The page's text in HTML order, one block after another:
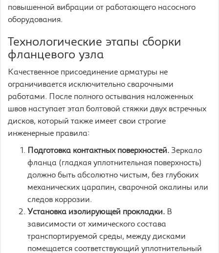
повышенной вибрации от работающего насосного
оборудования.
Технологические этапы сборки
фланцевого узла
Качественное присоединение арматуры не
ограничивается исключительно сварочными
работами. После полного остывания наложенных
швов наступает этап болтовой стяжки двух встречных
дисков, который также имеет свои строгие
инженерные правила:
Подготовка контактных поверхностей. Зеркало
фланца (гладкая уплотнительная поверхность)
должно быть абсолютно чистым, без глубоких
механических царапин, сварочной окалины или
следов коррозии.
Установка изолирующей прокладки. В
зависимости от химического состава
транспортируемой среды, между дисками
помещается соответствующий уплотнительный